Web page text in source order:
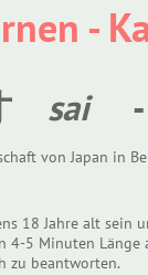
-
sai-
von Japan in
18 Jahre alt sein
4-5 Minuten
zu beantworten.